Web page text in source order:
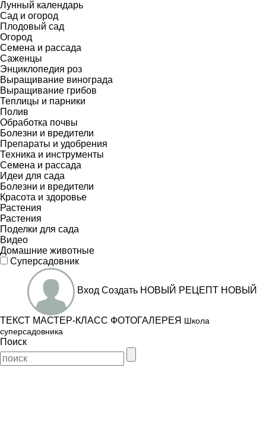
Лунный календарь
Сад и огород
Плодовый сад
Огород
Семена и рассада
Саженцы
Энциклопедия роз
Выращивание винограда
Выращивание грибов
Теплицы и парники
Полив
Обработка почвы
Болезни и вредители
Препараты и удобрения
Техника и инструменты
Семена и рассада
Идеи для сада
Болезни и вредители
Красота и здоровье
Растения
Растения
Поделки для сада
Видео
Домашние животные
Суперсадовник
Вход Создать НОВЫЙ РЕЦЕПТ НОВЫЙ
ТЕКСТ МАСТЕР-КЛАСС ФОТОГАЛЕРЕЯ Школа
суперсадовника
Поиск